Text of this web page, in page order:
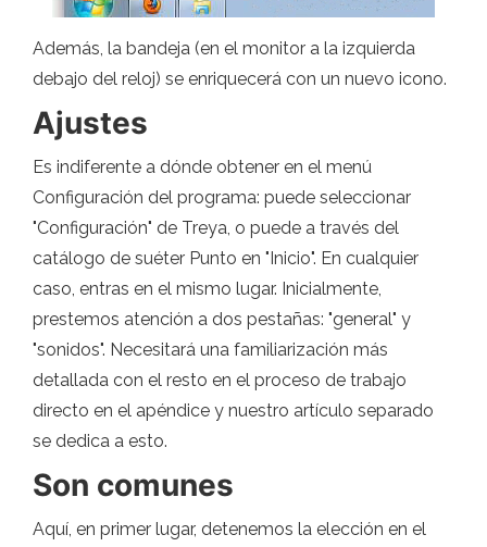
Además, la bandeja (en el monitor a la izquierda
debajo del reloj) se enriquecerá con un nuevo icono.
Ajustes
Es indiferente a dónde obtener en el menú
Configuración del programa: puede seleccionar
"Configuración" de Treya, o puede a través del
catálogo de suéter Punto en "Inicio". En cualquier
caso, entras en el mismo lugar. Inicialmente,
prestemos atención a dos pestañas: "general" y
"sonidos". Necesitará una familiarización más
detallada con el resto en el proceso de trabajo
directo en el apéndice y nuestro artículo separado
se dedica a esto.
Son comunes
Aquí, en primer lugar, detenemos la elección en el